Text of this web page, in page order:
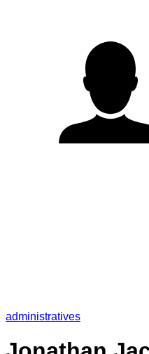
administratives